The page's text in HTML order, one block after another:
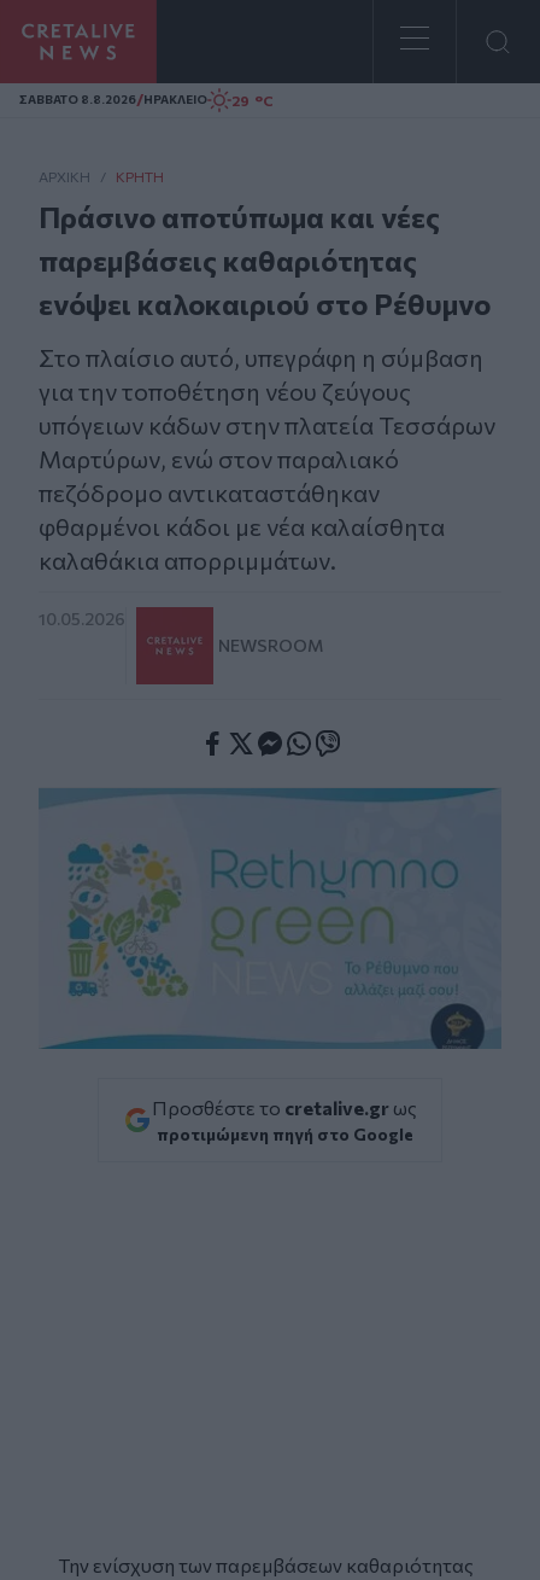
Homepage
ΣAΒΒΑΤΟ 8.8.2026/ΗΡΑΚΛΕΙΟ 29 °C
ΑΡΧΙΚΗ / ΚΡΉΤΗ
Πράσινο αποτύπωμα και νέες
παρεμβάσεις καθαριότητας
ενόψει καλοκαιριού στο Ρέθυμνο
Στο πλαίσιο αυτό, υπεγράφη η σύμβαση
για την τοποθέτηση νέου ζεύγους
υπόγειων κάδων στην πλατεία Τεσσάρων
Μαρτύρων, ενώ στον παραλιακό
πεζόδρομο αντικαταστάθηκαν
φθαρμένοι κάδοι με νέα καλαίσθητα
καλαθάκια απορριμμάτων.
10.05.2026
NEWSROOM
Προσθέστε το cretalive.gr ως
προτιμώμενη πηγή στο Google
Την ενίσχυση των παρεμβάσεων καθαριότητας